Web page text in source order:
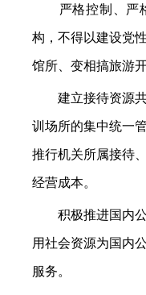
严格控制、严格
构，不得以建设党
馆所、变相搞旅游开
建立接待资源共
训场所的集中统一
推行机关所属接待
经营成本。
积极推进国内公
用社会资源为国内
服务。